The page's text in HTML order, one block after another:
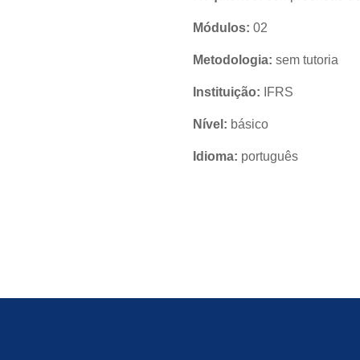
Módulos: 02
Metodologia: sem tutoria
Instituição: IFRS
Nível: básico
Idioma: português